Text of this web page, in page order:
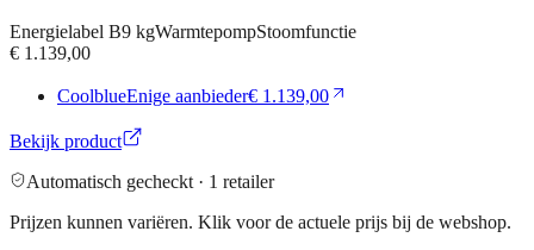
Energielabel B9 kgWarmtepompStoomfunctie
€ 1.139,00
CoolblueEnige aanbieder€ 1.139,00
Bekijk product
Automatisch gecheckt · 1 retailer
Prijzen kunnen variëren. Klik voor de actuele prijs bij de webshop.